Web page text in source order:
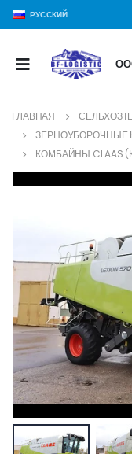
РУССКИЙ
ГЛАВНАЯ
ЗЕРНОУБОРОЧНЫЕ
КОМБАЙНЫ CLAAS